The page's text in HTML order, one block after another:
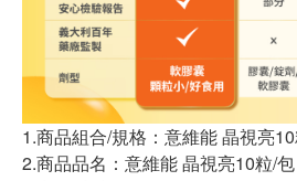
1.商品組合/規格：意維能 晶視亮
2.商品品名：意維能 晶視亮10粒/包